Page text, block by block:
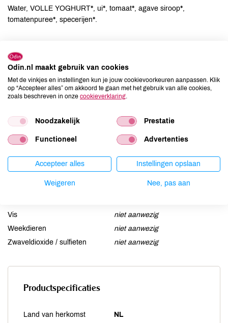
Water, VOLLE YOGHURT*, ui*, tomaat*, agave siroop*,
tomatenpuree*, specerijen*.
Aardnoten
niet aanwezig
Ei
niet aanwezig
Gluten
niet aanwezig
Lupine
niet aanwezig
Mosterd
niet aanwezig
Schaaldieren
niet aanwezig
Selderij
niet aanwezig
niet aanwezig
Vis
niet aanwezig
Weekdieren
niet aanwezig
Zwaveldioxide / sulfieten
niet aanwezig
Productspecificaties
Land van herkomst NL
Odin.nl maakt gebruik van cookies
Met de vinkjes en instellingen kun je jouw cookievoorkeuren aanpassen. Klik
op “Accepteer alles” om akkoord te gaan met het gebruik van alle cookies,
zoals beschreven in onze cookieverklaring
Noodzakelijk Prestatie
Functioneel Advertenties
Accepteer alles Instellingen opslaan
Weigeren Nee, pas aan